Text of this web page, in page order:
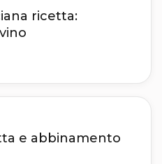
ricetta:
e abbinamento